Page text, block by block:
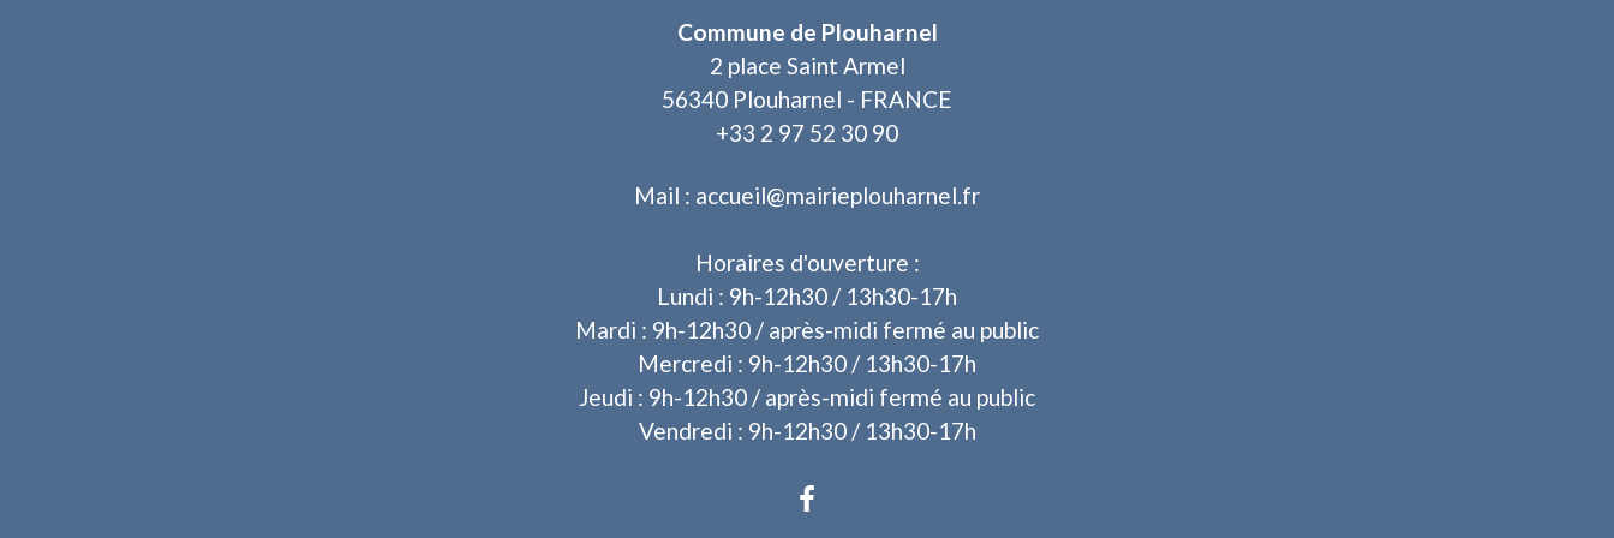
Commune de Plouharnel
2 place Saint Armel
56340 Plouharnel - FRANCE
+33 2 97 52 30 90
Mail : accueil@mairieplouharnel.fr
Horaires d'ouverture :
Lundi : 9h-12h30 / 13h30-17h
Mardi : 9h-12h30 / après-midi fermé au public
Mercredi : 9h-12h30 / 13h30-17h
Jeudi : 9h-12h30 / après-midi fermé au public
Vendredi : 9h-12h30 / 13h30-17h